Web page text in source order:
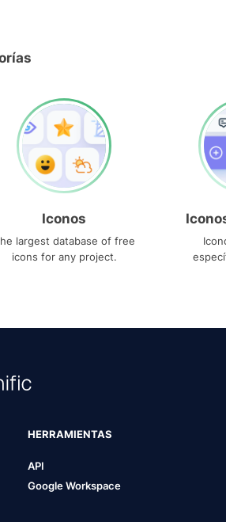
Iconos
largest database of free
icons for any project.
HERRAMIENTAS
API
Google Workspace